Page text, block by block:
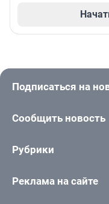
Подписаться на
Сообщить новость
Рубрики
Реклама на сайте